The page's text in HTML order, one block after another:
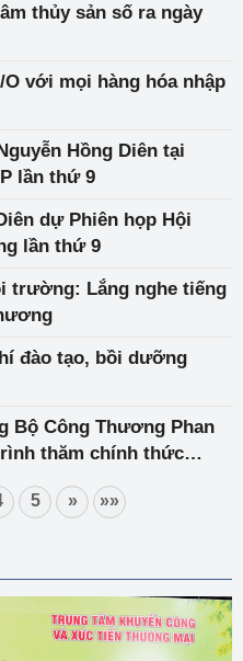
thủy sản số ra ngày
O với mọi hàng hóa nhập
Hồng Diên tại
lần thứ 9
dự Phiên họp Hội
lần thứ 9
trường: Lắng nghe tiếng
đào tạo, bồi dưỡng
Bộ Công Thương Phan
thăm chính thức
5 » »»